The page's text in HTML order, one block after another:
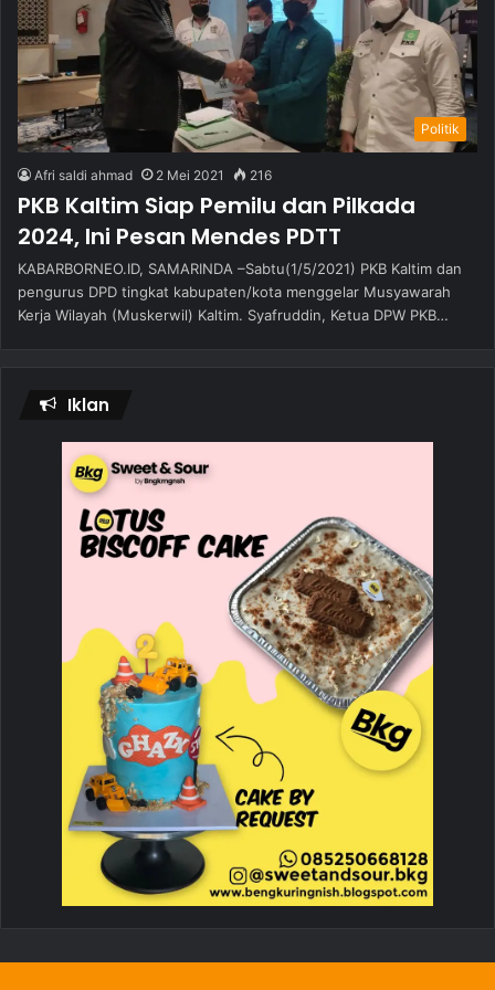
Politik
Afri saldi ahmad 2 Mei 2021 216
PKB Kaltim Siap Pemilu dan Pilkada
2024, Ini Pesan Mendes PDTT
KABARBORNEO.ID, SAMARINDA –Sabtu(1/5/2021) PKB Kaltim dan
pengurus DPD tingkat kabupaten/kota menggelar Musyawarah
Kerja Wilayah (Muskerwil) Kaltim. Syafruddin, Ketua DPW PKB…
Iklan